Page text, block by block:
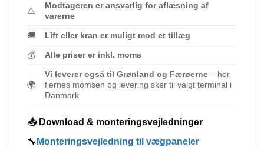
⚠️
Modtageren er ansvarlig for aflæsning af
varerne
🚚 Lift eller kran er muligt mod et tillæg
💰 Alle priser er inkl. moms
🌍
Vi leverer også til Grønland og Færøerne – her
fjernes momsen og levering sker til valgt terminal i
Danmark
📥 Download & monteringsvejledninger
🔧 Monteringsvejledning til vægpaneler